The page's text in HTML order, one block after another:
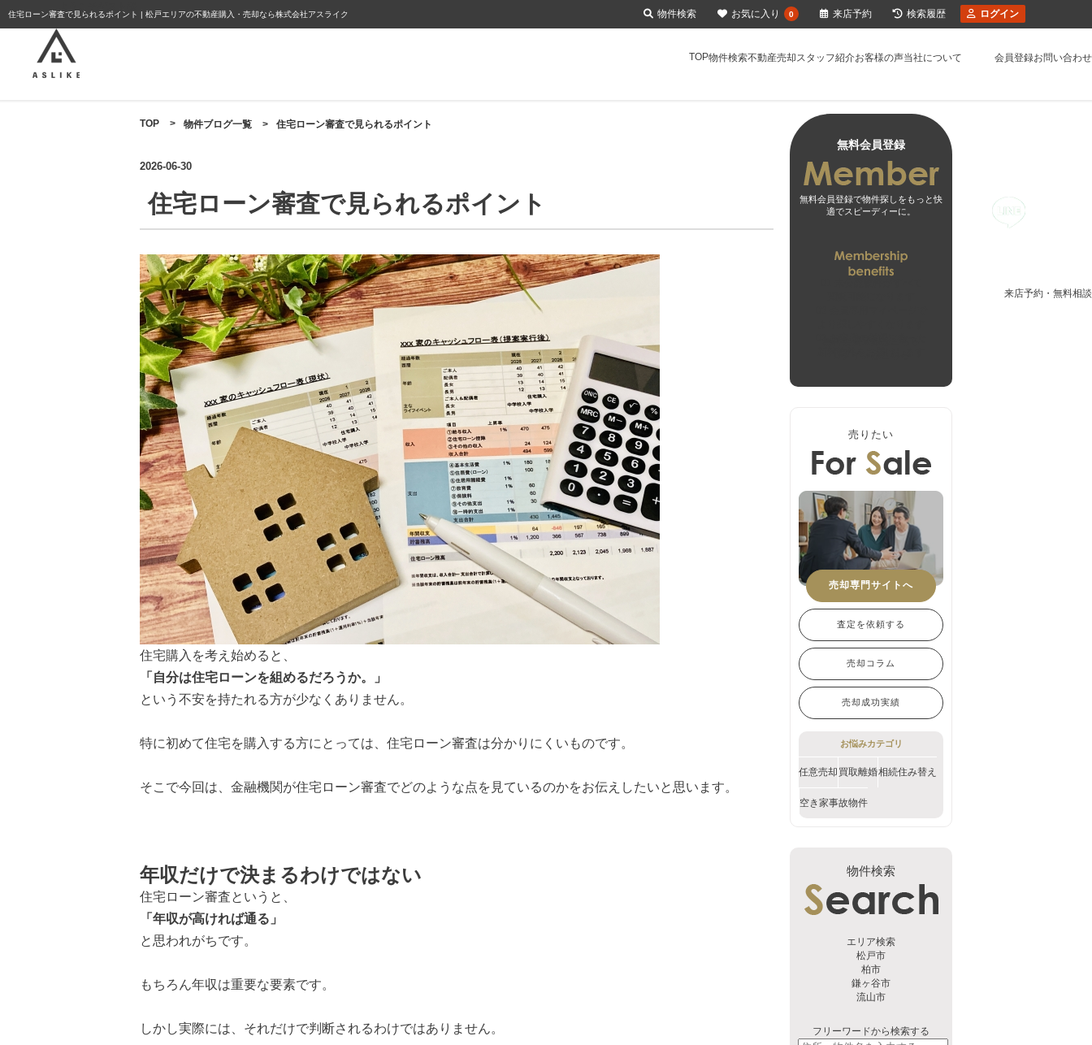
住宅ローン審査で見られるポイント | 松戸エリアの不動産購入・売却なら株式会社アスライク
TOP物件検索不動産売却スタッフ紹介お客様の声当社について 会員登録お問い合わせ
来店予約・無料相談
TOP > 物件ブログ一覧 > 住宅ローン審査で見られるポイント
2026-06-30
住宅ローン審査で見られるポイント
住宅購入を考え始めると、
「自分は住宅ローンを組めるだろうか。」
という不安を持たれる方が少なくありません。
特に初めて住宅を購入する方にとっては、住宅ローン審査は分かりにくいものです。
そこで今回は、金融機関が住宅ローン審査でどのような点を見ているのかをお伝えしたいと思います。
年収だけで決まるわけではない
住宅ローン審査というと、
「年収が高ければ通る」
と思われがちです。
もちろん年収は重要な要素です。
しかし実際には、それだけで判断されるわけではありません。
無料会員登録
無料会員登録で物件探しをもっと快
適でスピーディーに。
売りたい
売却専門サイトへ
査定を依頼する
売却コラム
売却成功実績
お悩みカテゴリ
任意売却 買取離婚相続住み替え
空き家事故物件
物件検索
エリア検索
松戸市
柏市
鎌ヶ谷市
流山市
フリーワードから検索する
物件検索 お気に入り 0 来店予約 検索履歴 ログイン